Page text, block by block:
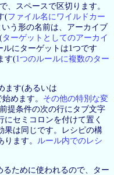
、スペースで区切ります。
(ファイル名にワイルドカー
いう形の名前は、アーカイブ
ターゲットとしてのアーカイ
にターゲットは1つです
す(1つのルールに複数のター
ます(あるいは
めます。 その他の特別な変
提条件の次の行にタブ文字
セミコロンを付けて置く
果は同じです。レシピの構
ます。
ルール内でのレシ
るために使われるので、ター